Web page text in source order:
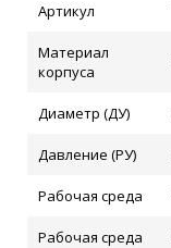
Артикул
Материал
корпуса
Диаметр (ДУ)
Давление (РУ)
Рабочая среда
Рабочая среда